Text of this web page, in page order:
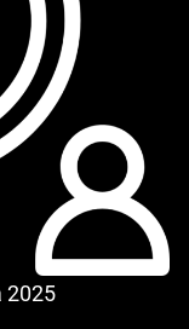
2025